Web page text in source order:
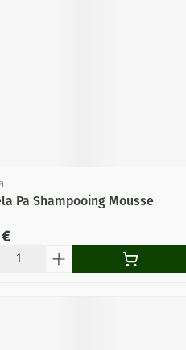
Pa Shampooing Mousse